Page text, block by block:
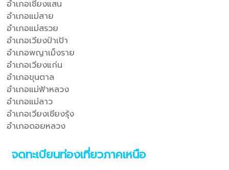
อำเภอเชียงแสน
อำเภอแม่สาย
อำเภอแม่สรวย
อำเภอเวียงป่าเป้า
อำเภอพญาเม็งราย
อำเภอเวียงแก่น
อำเภอขุนตาล
อำเภอแม่ฟ้าหลวง
อำเภอแม่ลาว
อำเภอเวียงเชียงรุ้ง
อำเภอดอยหลวง
จดทะเบียนท่องเที่ยวภาคเหนือ